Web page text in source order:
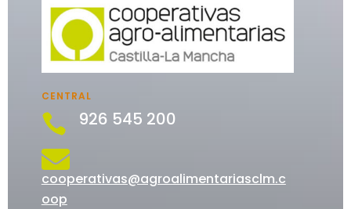
CENTRAL
 926 545 200

cooperativas@agroalimentariasclm.c
oop